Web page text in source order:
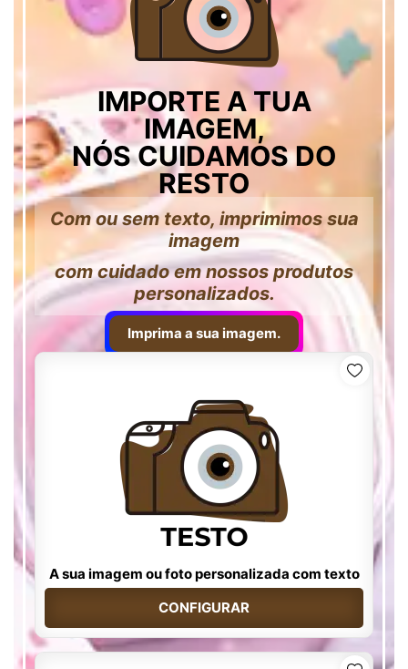
IMPORTE A TUA
IMAGEM,
NÓS CUIDAMOS DO
RESTO
Com ou sem texto, imprimimos sua
imagem
com cuidado em nossos produtos
personalizados.
Imprima a sua imagem.
A sua imagem ou foto personalizada com texto
CONFIGURAR